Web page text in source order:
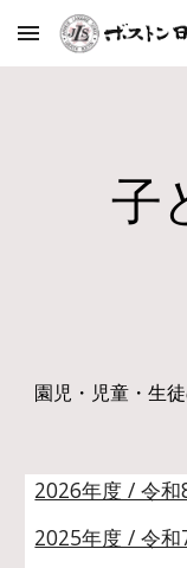
Skip to main content
子
園児・児童・生
2026年度 / 令和
2025年度 / 令和